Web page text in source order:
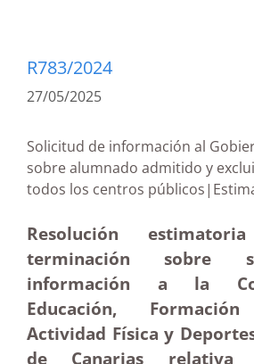
R783/2024
27/05/2025
Solicitud de información al
sobre alumnado admitido y
todos los centros
Resolución
terminación sobre
información a la
Educación,
Actividad Física y
de Canarias relativa